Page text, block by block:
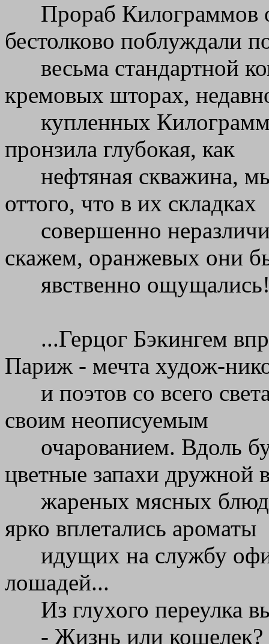
Прораб Килограммов
бестолково поблуждали
весьма стандартной
кремовых шторах,
купленных
пронзила глубокая, как
нефтяная скважина,
оттого, что в их складках
совершенно
скажем, оранжевых они
явственно
...Герцог Бэкингем
Париж - мечта худож-
и поэтов со всего
своим неописуемым
очарованием. Вдоль
цветные запахи дружной
жареных мясных
ярко вплетались ароматы
идущих на службу
лошадей...
Из глухого переулка
- Жизнь или кошелек?